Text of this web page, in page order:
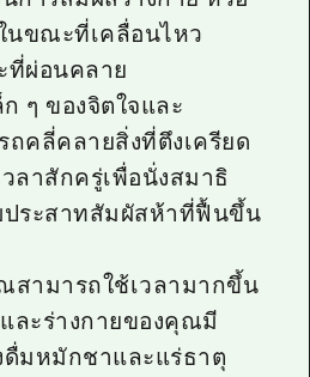
นขณะที่เคลื่อนไหว
ที่ผ่อนคลาย
ๆ ของจิตใจและ
คลี่คลายสิ่งที่ตึงเครียด
ลาสักครู่เพื่อนั่งสมาธิ
ประสาทสัมผัสห้าที่ฟื้นขึ้น
สามารถใช้เวลามากขึ้น
ละร่างกายของคุณมี
มหมักชาและแร่ธาตุ